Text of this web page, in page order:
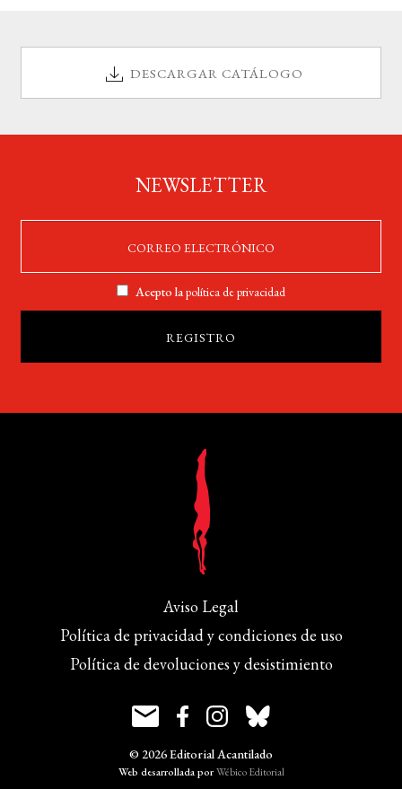
DESCARGAR CATÁLOGO
NEWSLETTER
Acepto lapolítica de privacidad
Aviso Legal
Política de privacidad y condiciones de uso
Política de devoluciones y desistimiento
© 2026 Editorial Acantilado
Web desarrollada porWébico Editorial